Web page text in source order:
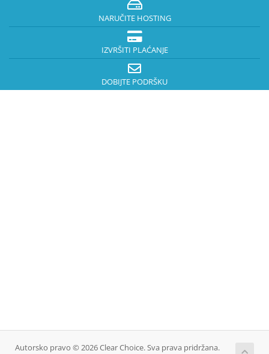
NARUČITE HOSTING
IZVRŠITI PLAĆANJE
DOBIJTE PODRŠKU
Autorsko pravo © 2026 Clear Choice. Sva prava pridržana.